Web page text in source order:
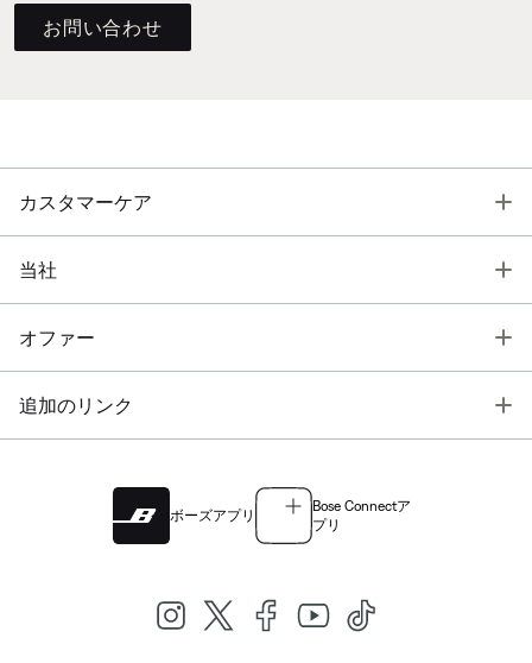
お問い合わせ
カスタマーケア
当社
オファー
追加のリンク
ボーズアプリ
Bose Connectア
プリ